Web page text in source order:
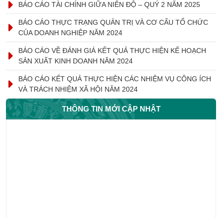
BÁO CÁO TÀI CHÍNH GIỮA NIÊN ĐỘ – QUÝ 2 NĂM 2025
BÁO CÁO THỰC TRẠNG QUẢN TRỊ VÀ CƠ CẤU TỔ CHỨC
CỦA DOANH NGHIỆP NĂM 2024
BÁO CÁO VỀ ĐÁNH GIÁ KẾT QUẢ THỰC HIỆN KẾ HOẠCH
SẢN XUẤT KINH DOANH NĂM 2024
BÁO CÁO KẾT QUẢ THỰC HIỆN CÁC NHIỆM VỤ CÔNG ÍCH
VÀ TRÁCH NHIỆM XÃ HỘI NĂM 2024
THÔNG TIN MỚI CẬP NHẬT